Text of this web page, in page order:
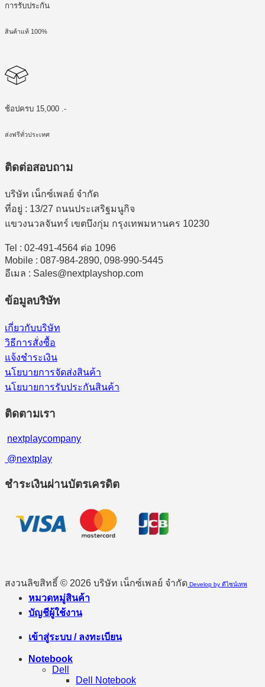
การรับประกัน
สินค้าแท้ 100%
ช้อปครบ 15,000 .-
ส่งฟรีทั่วประเทศ
ติดต่อสอบถาม
บริษัท เน็กซ์เพลย์ จำกัด
ที่อยู่ : 13/27 ถนนประเสริฐมนูกิจ
แขวงนวลจันทร์ เขตบึงกุ่ม กรุงเทพมหานคร 10230
Tel : 02-491-4564 ต่อ 1096
Mobile : 087-984-2890, 098-990-5445
อีเมล : Sales@nextplayshop.com
ข้อมูลบริษัท
เกี่ยวกับบริษัท
วิธีการสั่งซื้อ
แจ้งชำระเงิน
นโยบายการจัดส่งสินค้า
นโยบายการรับประกันสินค้า
ติดตามเรา
nextplaycompany
@nextplay
ชำระเงินผ่านบัตรเครดิต
สงวนลิขสิทธิ์ © 2026 บริษัท เน็กซ์เพลย์ จำกัด Develop by ดีไซน์เทพ
หมวดหมู่สินค้า
บัญชีผู้ใช้งาน
เข้าสู่ระบบ / ลงทะเบียน
Notebook
Dell
Dell Notebook